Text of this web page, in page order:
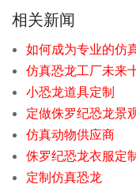
相关新闻
如何成为专业的仿
仿真恐龙工厂未来
小恐龙道具定制
定做侏罗纪恐龙景
仿真动物供应商
侏罗纪恐龙衣服定
定制仿真恐龙